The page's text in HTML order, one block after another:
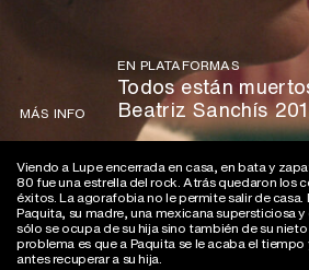
EN PLATAFORMAS
Todos están
Beatriz Sanchís
MÁS INFO
Viendo a Lupe encerrada en casa, en bata y
80 fue una estrella del rock. Atrás quedaron los
éxitos. La agorafobia no le permite salir de
Paquita, su madre, una mexicana supersticiosa
sólo se ocupa de su hija sino también de su
problema es que a Paquita se le acaba el tiempo
antes recuperar a su hija.